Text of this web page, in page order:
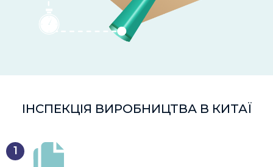
ІНСПЕКЦІЯ ВИРОБНИЦТВА В КИТАЇ
1